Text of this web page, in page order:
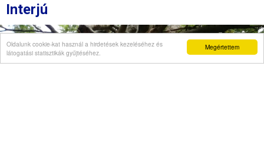
Megértettem
Oldalunk cookie-kat használ a hirdetések kezeléséhez és
látogatási statisztikák gyűjtéséhez.
Interjú